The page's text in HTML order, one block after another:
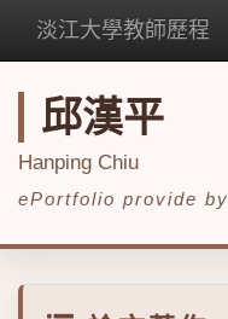
淡江大學教師歷程
邱漢平
Hanping Chiu
ePortfolio provide by